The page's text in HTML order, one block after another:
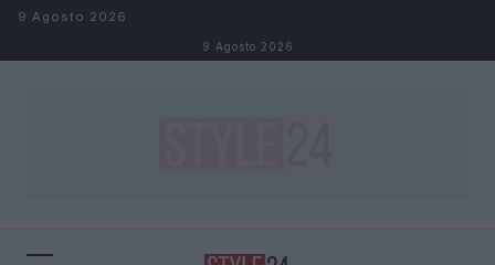
Salta al contenuto
9 Agosto 2026
9 Agosto 2026